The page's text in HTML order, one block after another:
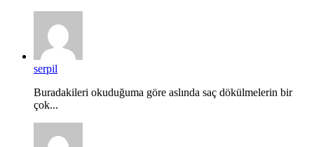
serpil
Buradakileri okuduğuma göre aslında saç dökülmelerin bir
çok...